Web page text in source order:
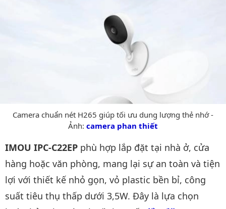
Camera chuẩn nét H265 giúp tối ưu dung lượng thẻ nhớ -
Ảnh: camera phan thiết
IMOU IPC-C22EP phù hợp lắp đặt tại nhà ở, cửa
hàng hoặc văn phòng, mang lại sự an toàn và tiện
lợi với thiết kế nhỏ gọn, vỏ plastic bền bỉ, công
suất tiêu thụ thấp dưới 3,5W. Đây là lựa chọn